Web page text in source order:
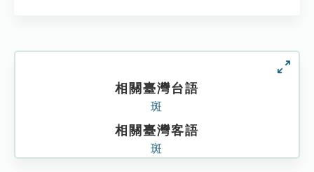
相關臺灣台語
斑
相關臺灣客語
斑